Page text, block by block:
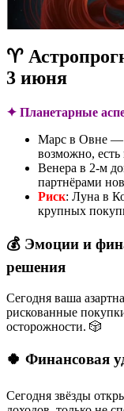
♈
3 июня
✦ Планетарные
Марс в Овне —
возможно, есть
Венера в 2-м
партнёрами
Риск: Луна в
крупных
💰 Эмоции и
решения
Сегодня ваша
рискованные
осторожности. 🎲
🍀 Финансовая
Сегодня звёзды